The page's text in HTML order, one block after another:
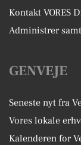
Kontakt VORES
Administrer
GENVEJE
Seneste nyt fra
Vores lokale
Kalenderen for